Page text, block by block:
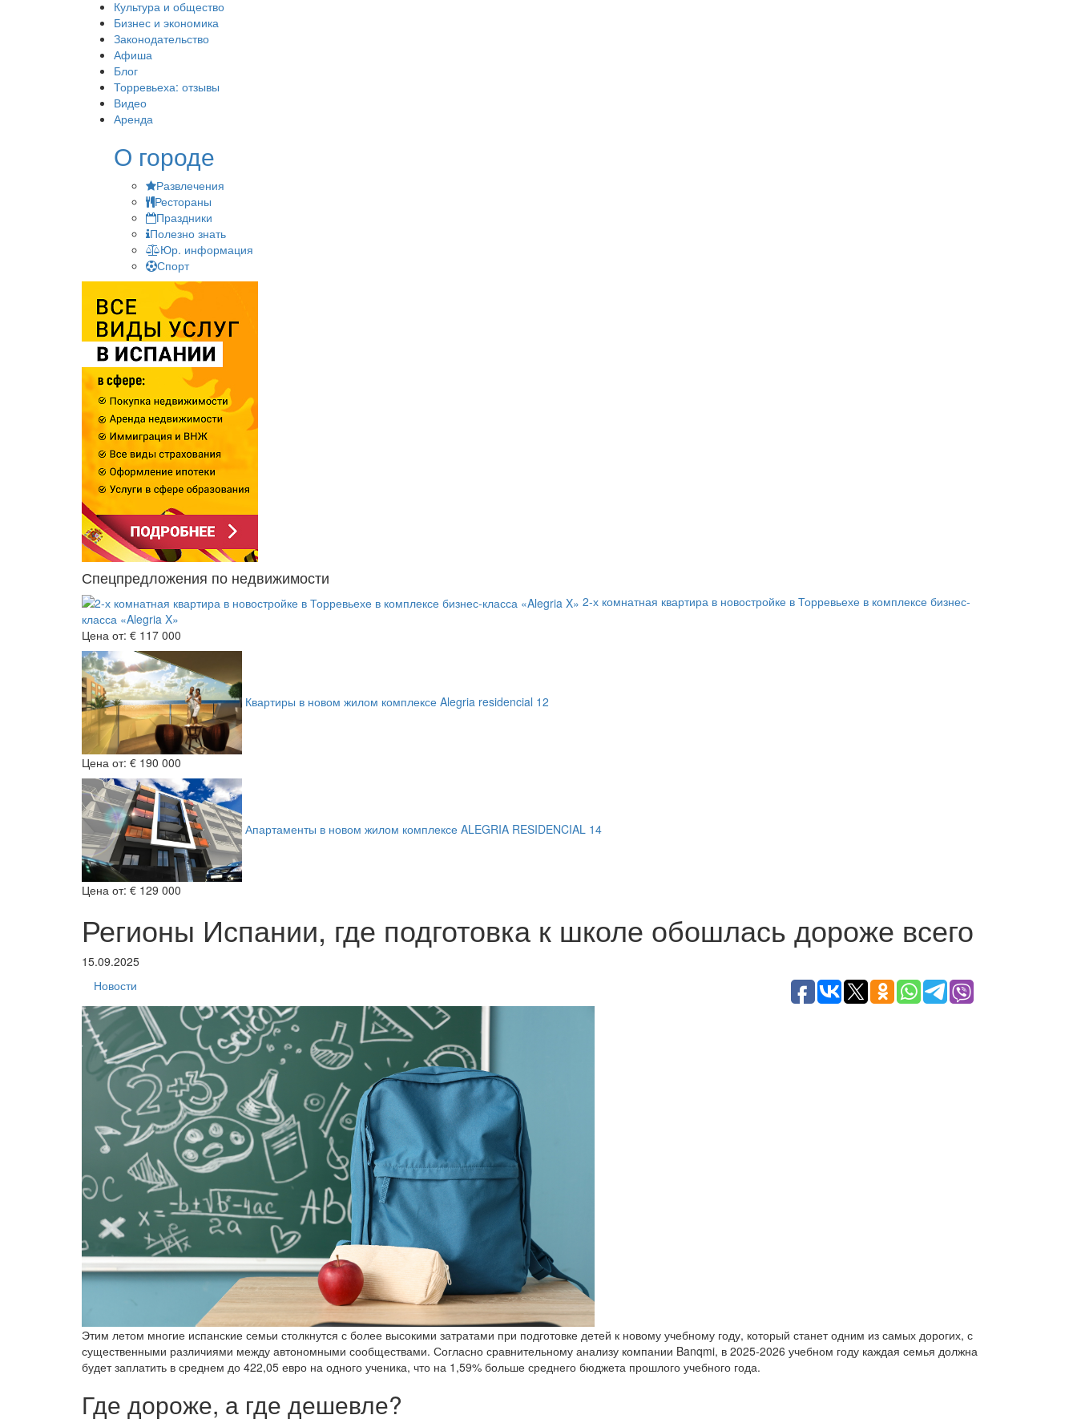
Культура и общество
Бизнес и экономика
Законодательство
Афиша
Блог
Торревьеха: отзывы
Видео
Аренда
О городе
Развлечения
Рестораны
Праздники
Полезно знать
Юр. информация
Спорт
Спецпредложения по недвижимости
2-х комнатная квартира в новостройке в Торревьехе в комплексе бизнес-
класса «Alegria X»
Цена от: € 117 000
Квартиры в новом жилом комплексе Alegria residencial 12
Цена от: € 190 000
Апартаменты в новом жилом комплексе ALEGRIA RESIDENCIAL 14
Цена от: € 129 000
Регионы Испании, где подготовка к школе обошлась дороже всего
15.09.2025
Новости
Этим летом многие испанские семьи столкнутся с более высокими затратами при подготовке детей к новому учебному году, который станет одним из самых дорогих, с
существенными различиями между автономными сообществами. Согласно сравнительному анализу компании Banqmi, в 2025-2026 учебном году каждая семья должна
будет заплатить в среднем до 422,05 евро на одного ученика, что на 1,59% больше среднего бюджета прошлого учебного года.
Где дороже, а где дешевле?